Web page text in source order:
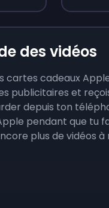
des vidéos
cartes cadeaux
publicitaires et
depuis ton
pendant que tu
plus de vidéos à